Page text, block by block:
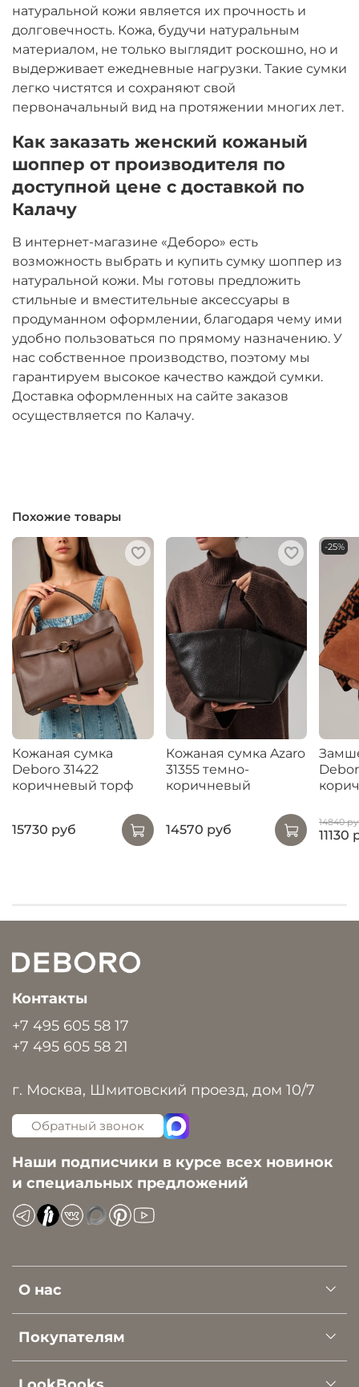
натуральной кожи является их прочность и
долговечность. Кожа, будучи натуральным
материалом, не только выглядит роскошно, но и
выдерживает ежедневные нагрузки. Такие сумки
легко чистятся и сохраняют свой
первоначальный вид на протяжении многих лет.
Как заказать женский кожаный
шоппер от производителя по
доступной цене с доставкой по
Калачу
В интернет-магазине «Деборо» есть
возможность выбрать и купить сумку шоппер из
натуральной кожи. Мы готовы предложить
стильные и вместительные аксессуары в
продуманном оформлении, благодаря чему ими
удобно пользоваться по прямому назначению. У
нас собственное производство, поэтому мы
гарантируем высокое качество каждой сумки.
Доставка оформленных на сайте заказов
осуществляется по Калачу.
Похожие товары
Кожаная сумка
Deboro 31422
коричневый торф
15730 руб
Кожаная сумка Azaro
31355 темно-
коричневый
14570 руб
-25%
14840
11130
О нас
Покупателям
Контакты
+7 495 605 58 17
+7 495 605 58 21
г. Москва, Шмитовский проезд, дом 10/7
Обратный звонок
Наши подписчики в курсе всех новинок
и специальных предложений